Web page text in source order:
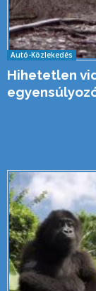
Autó-Közlekedés
Hihetetlen